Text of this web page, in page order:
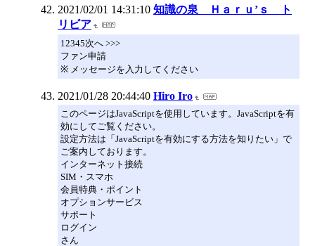
2021/02/01 14:31:10 知識の泉 Ｈａｒｕ’ｓ ト
リビア
12345次へ >>>
ファン申請
※ メッセージを入力してください
2021/01/28 20:44:40 Hiro Iro
このページはJavaScriptを使用しています。JavaScriptを有
効にしてご覧ください。
設定方法は「JavaScriptを有効にする方法を知りたい」で
ご案内しております。
インターネット接続
SIM・スマホ
会員特典・ポイント
オプションサービス
サポート
ログイン
さん